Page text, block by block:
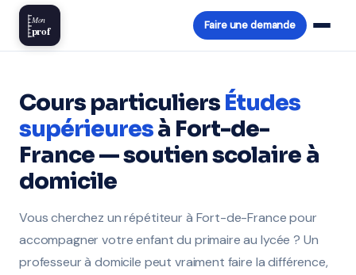
Mon
prof Faire une demande
Cours particuliers Études
supérieuresà Fort-de-
France — soutien scolaire à
domicile
Vous cherchez un répétiteur à Fort-de-France pour
accompagner votre enfant du primaire au lycée ? Un
professeur à domicile peut vraiment faire la différence,